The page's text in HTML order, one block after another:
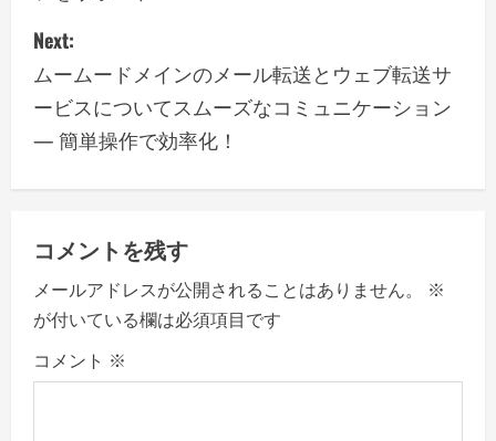
t
n
a
v
i
g
a
t
Next:
ムームードメインのメール転送とウェブ転送サ
ービスについてスムーズなコミュニケーション
— 簡単操作で効率化！
コメントを残す
メールアドレスが公開されることはありません。
※
が付いている欄は必須項目です
コメント ※